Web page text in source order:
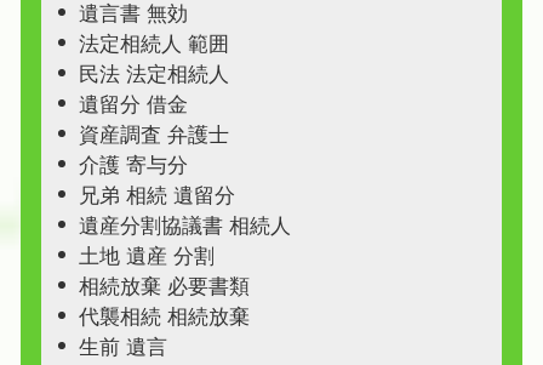
遺言書 無効
法定相続人 範囲
民法 法定相続人
遺留分 借金
資産調査 弁護士
介護 寄与分
兄弟 相続 遺留分
遺産分割協議書 相続人
土地 遺産 分割
相続放棄 必要書類
代襲相続 相続放棄
生前 遺言